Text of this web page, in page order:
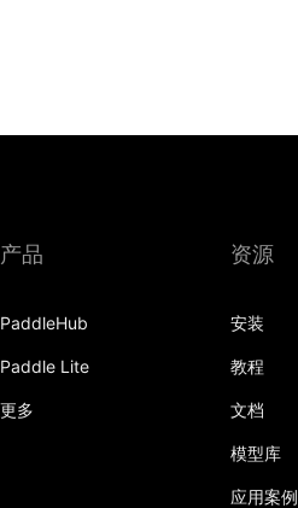
产品
PaddleHub
Paddle Lite
更多
资源
安装
教程
文档
模型库
应用案例